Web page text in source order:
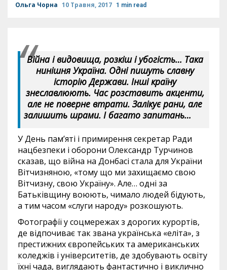
Ольга Чорна 10 Травня, 2017 1 min read
Війна і видовища, розкіш і убогість… Така
нинішня Україна. Одні пишуть славну
історію Держави. Інші країну
знеславлюють. Час розставить акценти,
але не поверне втрати. Залікує рани, але
залишить шрами. І багато запитань…
У День пам’яті і примирення секретар Ради
нацбезпеки і оборони Олександр Турчинов
сказав, що війна на Донбасі стала для України
Вітчизняною, «тому що ми захищаємо свою
Вітчизну, свою Україну». Але… одні за
Батьківщину воюють, чимало людей бідують,
а тим часом «слуги народу» розкошують.
Фотографії у соцмережах з дорогих курортів,
де відпочиває так звана українська «еліта», з
престижних європейських та американських
коледжів і університетів, де здобувають освіту
їхні чада, виглядають фантастично і виклично